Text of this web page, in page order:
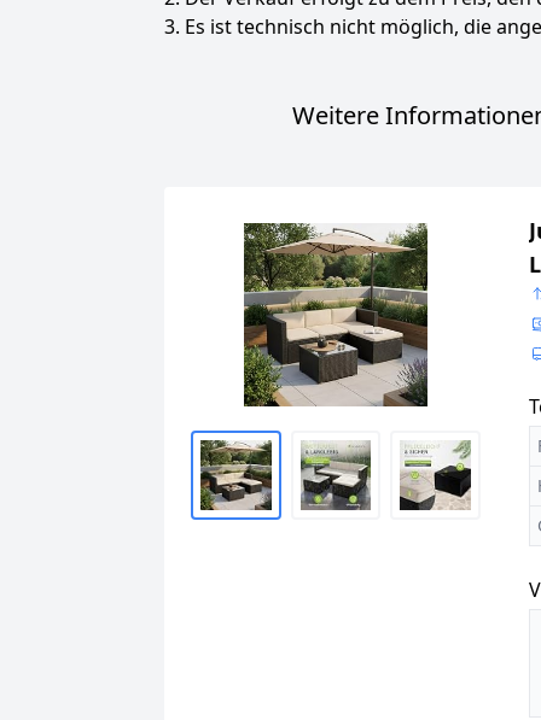
3. Es ist technisch nicht möglich, die
Weitere